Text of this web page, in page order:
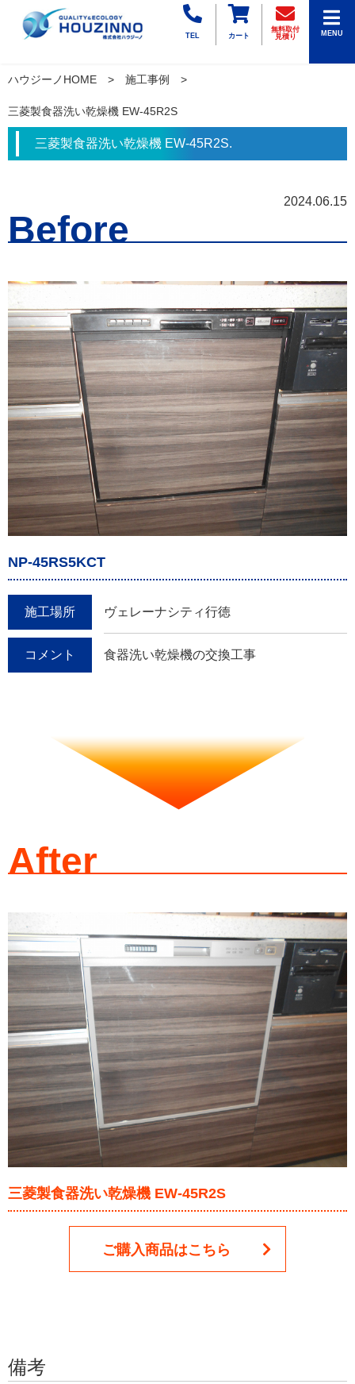
TEL カート
無料取付
見積り
MENU
ハウジーノHOME 施工事例
三菱製食器洗い乾燥機 EW-45R2S
三菱製食器洗い乾燥機 EW-45R2S.
2024.06.15
Before
NP-45RS5KCT
施工場所 ヴェレーナシティ行徳
コメント 食器洗い乾燥機の交換工事
After
三菱製食器洗い乾燥機 EW-45R2S
ご購入商品はこちら
備考